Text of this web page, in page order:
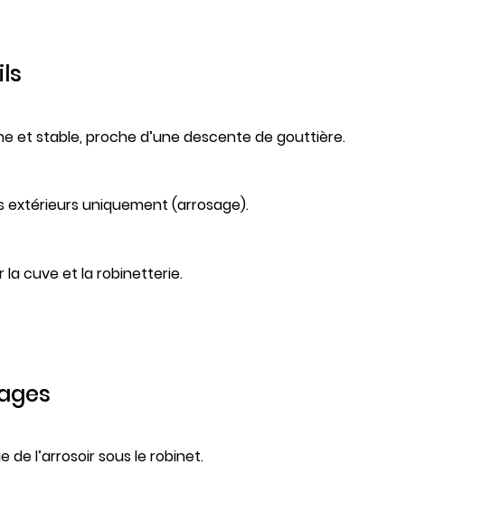
et stable, proche d’une descente de gouttière.
extérieurs uniquement (arrosage).
la cuve et la robinetterie.
de l’arrosoir sous le robinet.